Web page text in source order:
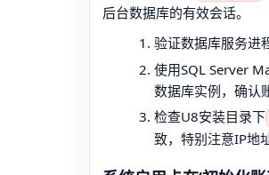
后台数据库的有效会话。
验证数据库服务进
使用SQL Server
数据库实例，确认
检查U8安装目录下
致，特别注意IP地